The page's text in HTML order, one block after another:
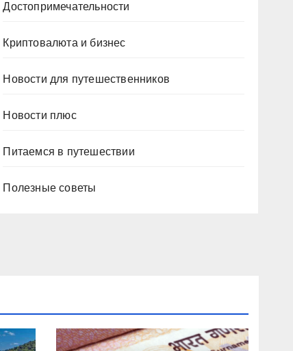
Достопримечательности
Криптовалюта и бизнес
Новости для путешественников
Новости плюс
Питаемся в путешествии
Полезные советы